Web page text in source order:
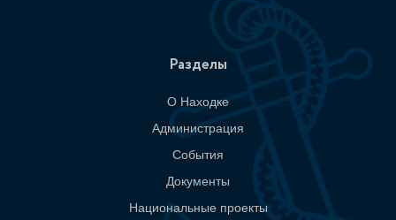
Разделы
О Находке
Администрация
События
Документы
Национальные проекты